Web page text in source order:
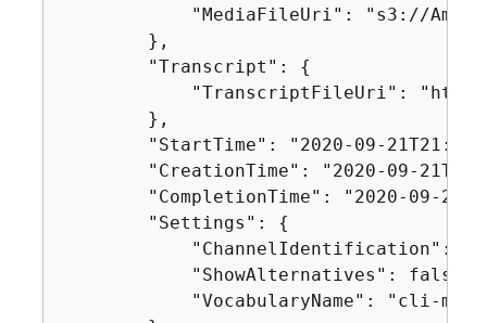
"MediaFileUri": "s3://
        },
        "Transcript":
{
"TranscriptFileUri":
        },
"StartTime": "2020-09-
"CreationTime": "2020-09-
"CompletionTime": "2020-09-
        "Settings":
{
"ChannelIdentification":
            "ShowAlternatives": false,
"VocabularyName": "cli-